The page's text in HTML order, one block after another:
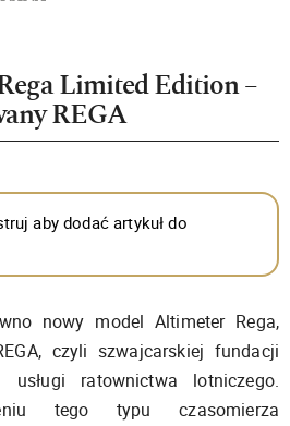
Limited Edition –
REGA
aby dodać artykuł do
nowy model Altimeter Rega,
czyli szwajcarskiej fundacji
usługi ratownictwa lotniczego.
tego typu czasomierza